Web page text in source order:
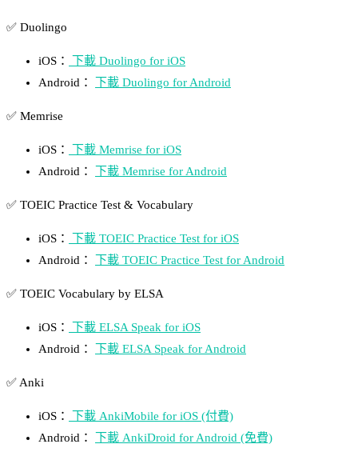
✅ Duolingo
iOS：
下載 Duolingo for iOS
Android： 下載 Duolingo for Android
✅ Memrise
iOS：
下載 Memrise for iOS
Android： 下載 Memrise for Android
✅ TOEIC Practice Test & Vocabulary
iOS：
下載 TOEIC Practice Test for iOS
Android： 下載 TOEIC Practice Test for Android
✅ TOEIC Vocabulary by ELSA
iOS：
下載 ELSA Speak for iOS
Android： 下載 ELSA Speak for Android
✅ Anki
iOS：
下載 AnkiMobile for iOS (付費)
Android： 下載 AnkiDroid for Android (免費)